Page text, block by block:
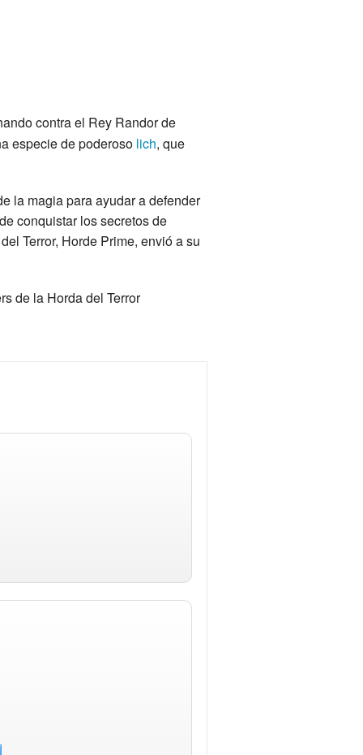
contra el Rey Randor de
especie de poderoso lich, que
la magia para ayudar a defender
conquistar los secretos de
Terror, Horde Prime, envió a su
de la Horda del Terror